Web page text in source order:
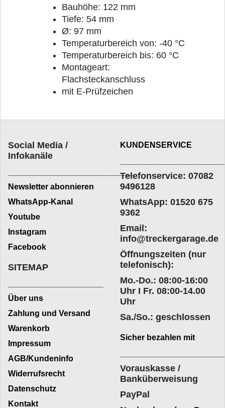
Bauhöhe: 122 mm
Tiefe: 54 mm
Ø: 97 mm
Temperaturbereich von: -40 °C
Temperaturbereich bis: 60 °C
Montageart:
Flachsteckanschluss
mit E-Prüfzeichen
Social Media /
Infokanäle
_________________________
Newsletter abonnieren
WhatsApp-Kanal
Youtube
Instagram
Facebook
KUNDENSERVICE
Telefonservice: 07082
9496128
WhatsApp: 01520 675
9362
Email:
info@treckergarage.de
Öffnungszeiten (nur
telefonisch):
Mo.-Do.: 08:00-16:00
Uhr I Fr. 08:00-14.00
Uhr
Sa./So.: geschlossen
SITEMAP
Über uns
Zahlung und Versand
Warenkorb
Impressum
AGB/Kundeninfo
Widerrufsrecht
Datenschutz
Kontakt
Sicher bezahlen mit
Vorauskasse /
Banküberweisung
PayPal